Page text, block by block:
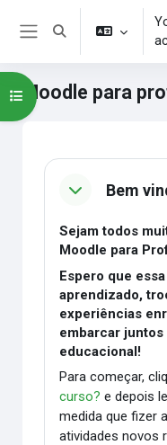
Skip to main content
Toggle search input
Moodle para
Blocks
Open course index
Section outline
Bem
Sejam todos
Moodle para
Espero que
aprendizado,
experiências
embarcar juntos
educacional!
Para começar,
curso? e depois
medida que fizer
atividades novos